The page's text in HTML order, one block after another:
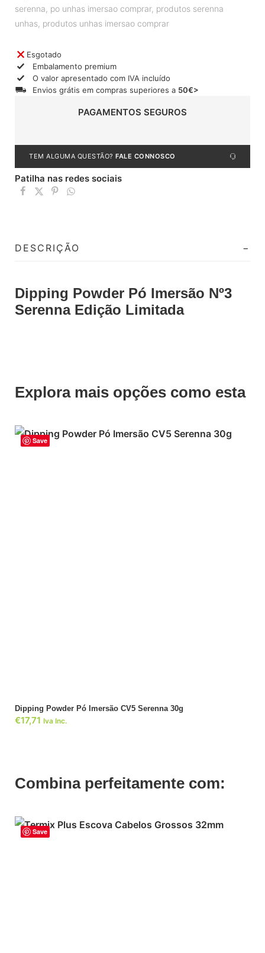
serenna, po unhas imersao comprar, produtos serenna
unhas, produtos unhas imersao comprar
Esgotado
Embalamento premium
O valor apresentado com IVA incluído
Envios grátis em compras superiores a 50€>
PAGAMENTOS SEGUROS
TEM ALGUMA QUESTÃO? FALE CONNOSCO
Patilha nas redes sociais
DESCRIÇÃO
Dipping Powder Pó Imersão Nº3
Serenna Edição Limitada
Explora mais opções como esta
Save
Dipping Powder Pó Imersão CV5 Serenna 30g
€17,71 Iva Inc.
Combina perfeitamente com:
Save